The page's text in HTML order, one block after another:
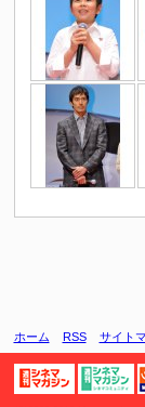
ホーム RSS サイト